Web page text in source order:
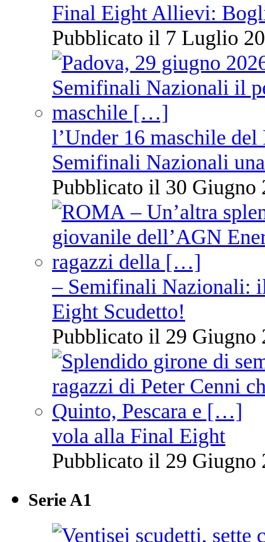
Final Eight Allievi:
Pubblicato il 7 Luglio
l’Under 16 maschile
Semifinali Nazionali
Pubblicato il 30 Giugno
– Semifinali Nazionali:
Eight Scudetto!
Pubblicato il 29 Giugno
vola alla Final Eight
Pubblicato il 29 Giugno
Serie A1